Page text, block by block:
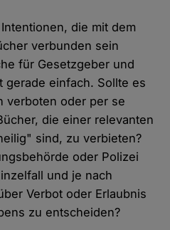
die mit dem
verbunden sein
für Gesetzgeber und
gerade einfach. Sollte es
verboten oder per se
die einer relevanten
sind, zu verbieten?
oder Polizei
und je nach
Verbot oder Erlaubnis
zu entscheiden?